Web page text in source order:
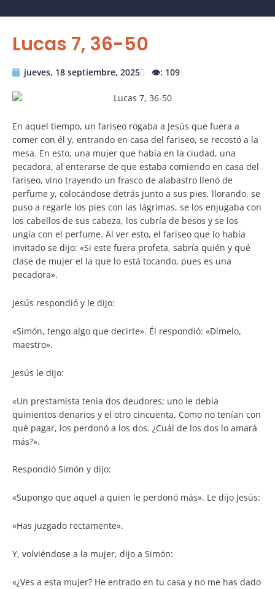
Lucas 7, 36-50
jueves, 18 septiembre, 2025 👁️: 109
En aquel tiempo, un fariseo rogaba a Jesús que fuera a
comer con él y, entrando en casa del fariseo, se recostó a la
mesa. En esto, una mujer que había en la ciudad, una
pecadora, al enterarse de que estaba comiendo en casa del
fariseo, vino trayendo un frasco de alabastro lleno de
perfume y, colocándose detrás junto a sus pies, llorando, se
puso a regarle los pies con las lágrimas, se los enjugaba con
los cabellos de sus cabeza, los cubría de besos y se los
ungía con el perfume. Al ver esto, el fariseo que lo había
invitado se dijo: «Si este fuera profeta, sabría quién y qué
clase de mujer el la que lo está tocando, pues es una
pecadora».
Jesús respondió y le dijo:
«Simón, tengo algo que decirte». Él respondió: «Dímelo,
maestro».
Jesús le dijo:
«Un prestamista tenía dos deudores; uno le debía
quinientos denarios y el otro cincuenta. Como no tenían con
qué pagar, los perdonó a los dos. ¿Cuál de los dos lo amará
más?».
Respondió Simón y dijo:
«Supongo que aquel a quien le perdonó más». Le dijo Jesús:
«Has juzgado rectamente».
Y, volviéndose a la mujer, dijo a Simón:
«¿Ves a esta mujer? He entrado en tu casa y no me has dado